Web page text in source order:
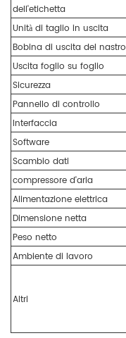
dell'etichetta
Unità di taglio in uscita
Bobina di uscita del nastro
Uscita foglio su foglio
Sicurezza
Pannello di controllo
Interfaccia
Software
Scambio dati
compressore d'aria
Alimentazione elettrica
Dimensione netta
Peso netto
Ambiente di lavoro
Altri